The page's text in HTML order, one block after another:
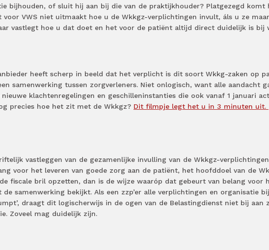
bijhouden, of sluit hij aan bij die van de praktijkhouder? Platgezegd komt
voor VWS niet uitmaakt hoe u de Wkkgz-verplichtingen invult, áls u ze maar
vastlegt hoe u dat doet en het voor de patiënt altijd direct duidelijk is bij
heeft scherp in beeld dat het verplicht is dit soort Wkkg-zaken op
samenwerking tussen zorgverleners. Niet onlogisch, want alle aandacht
klachtenregelingen en geschilleninstanties die ook vanaf 1 januari
precies hoe het zit met de Wkkgz? Dit filmpje legt het u in 3 minuten uit.
vastleggen van de gezamenlijke invulling van de Wkkgz-verplichtingen
voor het leveren van goede zorg aan de patiënt, het hoofddoel van de
fiscale bril opzetten, dan is de wijze waaróp dat gebeurt van belang voor
de samenwerking bekijkt. Als een zzp’er alle verplichtingen en organisatie
draagt dit logischerwijs in de ogen van de Belastingdienst niet bij aan
Zoveel mag duidelijk zijn.